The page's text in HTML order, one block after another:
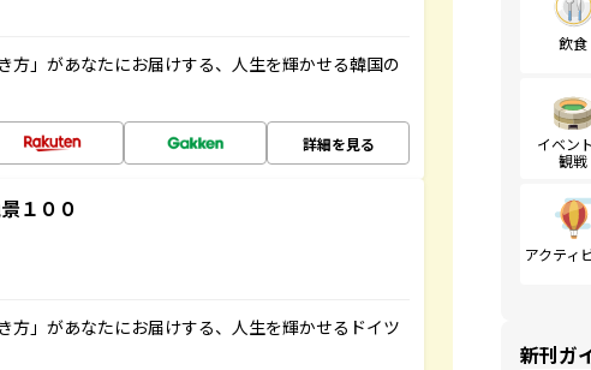
方」があなたにお届けする、人生を輝かせる韓国の
詳細を見る
１００
方」があなたにお届けする、人生を輝かせるドイツ
飲食
イベン
観戦
アクティ
新刊ガ